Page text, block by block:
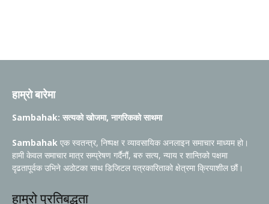
हाम्रो बारेमा
Sambahak: सत्यको खोजमा, नागरिकको साथमा
Sambahak एक स्वतन्त्र, निष्पक्ष र व्यावसायिक अनलाइन समाचार माध्यम हो।
हामी केवल समाचार मात्र सम्प्रेषण गर्दैनौं, बरु सत्य, न्याय र शान्तिको पक्षमा
दृढतापूर्वक उभिने अठोटका साथ डिजिटल पत्रकारिताको क्षेत्रमा क्रियाशील छौं।
हाम्रो प्रतिबद्धता